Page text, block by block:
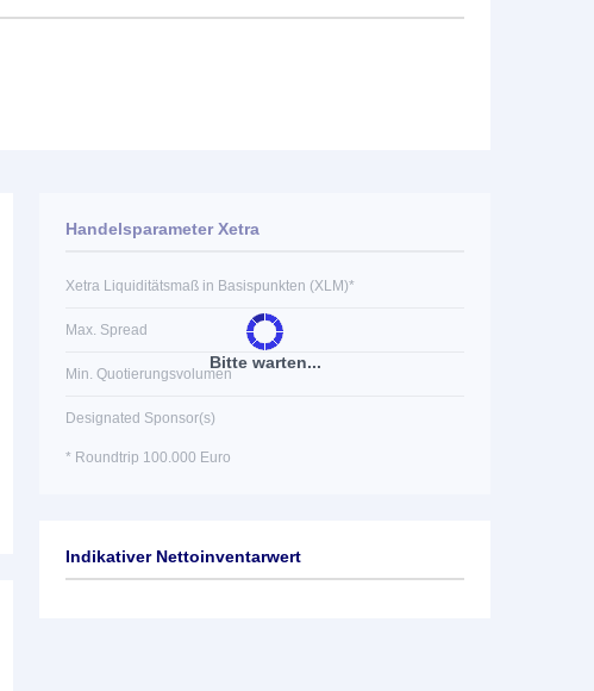
Bitte warten...
Handelsparameter Xetra
Xetra Liquiditätsmaß in Basispunkten (XLM)*
Max. Spread
Min. Quotierungsvolumen
Designated Sponsor(s)
* Roundtrip 100.000 Euro
Indikativer Nettoinventarwert